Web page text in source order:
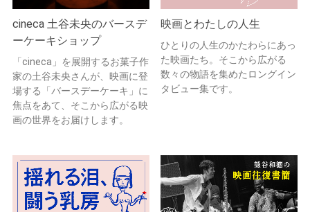
cineca 土谷未央のバースデ
ーケーキショップ
「cineca」を展開するお菓子作
家の土谷未央さんが、映画に登
場する「バースデーケーキ」に
焦点をあて、そこから広がる映
画の世界をお届けします。
映画とわたしの人生
ひとりの人生のかたわらにあっ
た映画たち。そこから広がる
数々の物語を集めたロングイン
タビュー集です。